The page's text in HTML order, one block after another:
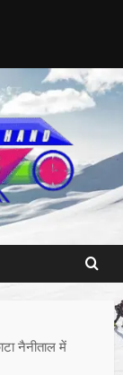
नैनीताल में